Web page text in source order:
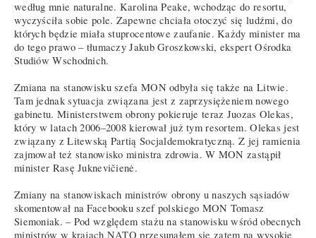
według mnie naturalne. Karolina Peake, wchodząc do resortu,
wyczyściła sobie pole. Zapewne chciała otoczyć się ludźmi, do
których będzie miała stuprocentowe zaufanie. Każdy minister ma
do tego prawo – tłumaczy Jakub Groszkowski, ekspert Ośrodka
Studiów Wschodnich.
Zmiana na stanowisku szefa MON odbyła się także na Litwie.
Tam jednak sytuacja związana jest z zaprzysiężeniem nowego
gabinetu. Ministerstwem obrony pokieruje teraz Juozas Olekas,
który w latach 2006–2008 kierował już tym resortem. Olekas jest
związany z Litewską Partią Socjaldemokratyczną. Z jej ramienia
zajmował też stanowisko ministra zdrowia. W MON zastąpił
minister Rasę Juknevičienė.
Zmiany na stanowiskach ministrów obrony u naszych sąsiadów
skomentował na Facebooku szef polskiego MON Tomasz
Siemoniak. – Pod względem stażu na stanowisku wśród obecnych
ministrów w krajach NATO przesunąłem się zatem na wysokie